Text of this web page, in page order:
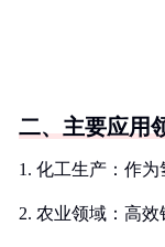
二、主要应用
1. 化工生产：作
2. 农业领域：高